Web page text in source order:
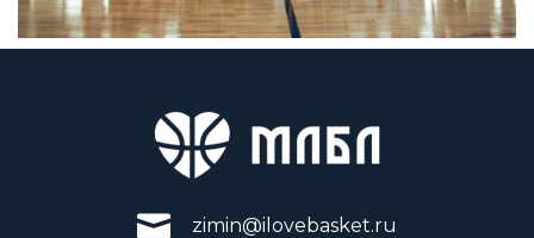
zimin@ilovebasket.ru